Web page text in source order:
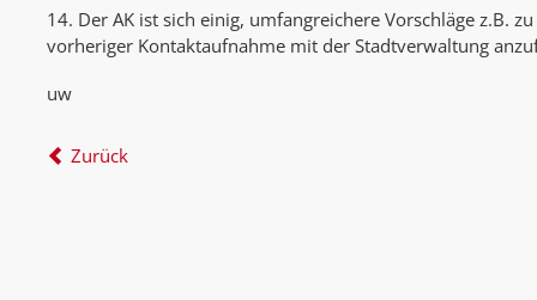
14. Der AK ist sich einig, umfangreichere Vorschläge z.B.
vorheriger Kontaktaufnahme mit der Stadtverwaltung
uw
Zurück